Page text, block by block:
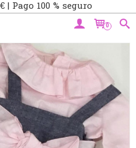
Pago 100 % seguro
0